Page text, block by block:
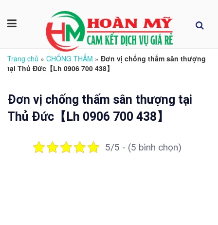
Trang chủ » CHỐNG THẤM » Đơn vị chống thấm sân thượng
tại Thủ Đức【Lh 0906 700 438】
Đơn vị chống thấm sân thượng tại
Thủ Đức【Lh 0906 700 438】
5/5 - (5 bình chọn)